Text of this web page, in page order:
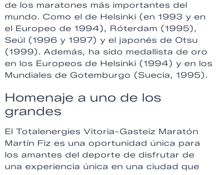
de los maratones más importantes del
mundo. Como el de Helsinki (en 1993 y en
el Europeo de 1994), Róterdam (1995),
Seúl (1996 y 1997) y el japonés de Otsu
(1999). Además, ha sido medallista de oro
en los Europeos de Helsinki (1994) y en los
Mundiales de Gotemburgo (Suecia, 1995).
Homenaje a uno de los
grandes
El Totalenergies Vitoria-Gasteiz Maratón
Martín Fiz es una oportunidad única para
los amantes del deporte de disfrutar de
una experiencia única en una ciudad que